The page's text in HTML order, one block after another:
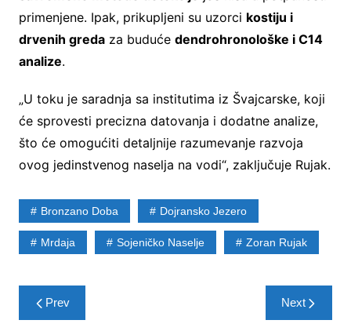
primenjene. Ipak, prikupljeni su uzorci kostiju i
drvenih gredaza buduće dendrohronološke i C14
analize.
„U toku je saradnja sa institutima iz Švajcarske, koji
će sprovesti precizna datovanja i dodatne analize,
što će omogućiti detaljnije razumevanje razvoja
ovog jedinstvenog naselja na vodi“, zaključuje Rujak.
Bronzano Doba Dojransko Jezero
Mrdaja Sojeničko Naselje Zoran Rujak
Post
navigation
Prev Next